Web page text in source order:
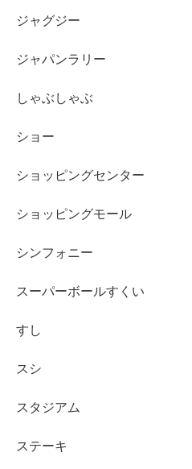
ジャグジー
ジャパンラリー
しゃぶしゃぶ
ショー
ショッピングセンター
ショッピングモール
シンフォニー
スーパーボールすくい
すし
スシ
スタジアム
ステーキ